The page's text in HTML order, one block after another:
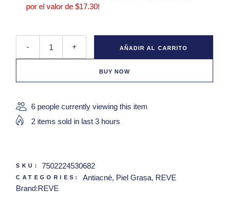
por el valor de$17.30!
Reve Oxidermic Blemish Hydra Serum quantity
-
+ AÑADIR AL CARRITO
BUY NOW
6 people currently viewing this item
2 items sold in last 3 hours
SKU: 7502224530682
CATEGORIES: Antiacné, Piel Grasa, REVE
Brand:REVE